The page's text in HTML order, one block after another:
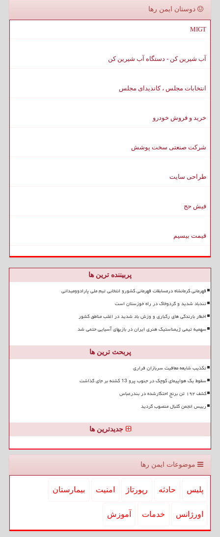
دوستان ایمن رها
MIGT
آب شیرین کن - دستگاه آب شیرین کن
انتخابات مجلس ، کاندیدای مجلس
خرید و فروش خودرو
شرکت صنعتی سخت پوشش
طراحی سایت
فیش حج
قیمت بیسیم
پربیننده ترین ها
قهرمانی کرمانشاه درمسابقات قهرمانی کشورو انتخابی تیم ملی پارادوومیدانی
تندباد شدید و گردوخاک در راه خوزستان است
اخطار بارندگی های رگباری و وزش باد شدید در اغلب مناطق کشور
سهمیه تیمی ژیمناستیک هنری ایران در بازیهای آسیایی حتمی شد
پربحث ترین ها
تکذیب شایعه معافیت سربازان فراری
سقوط یک هواپیمای کوچک در جنوب پرو 13 کشته بر جای گذاشت
کشف ۱۹۲ تن برنج احتکارشده در بندرعباس
رییس انجمن گلبال منصوب گردید
جدیدترین ها
موضوعات ایمن رها
پلیس حادثه رپورتاژ امنیت بیمارستان
اورژانس خدمات آموزش